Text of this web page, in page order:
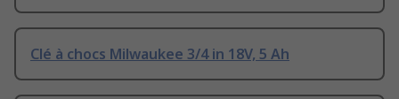
Clé à chocs Milwaukee 3/4 in 18V, 5 Ah